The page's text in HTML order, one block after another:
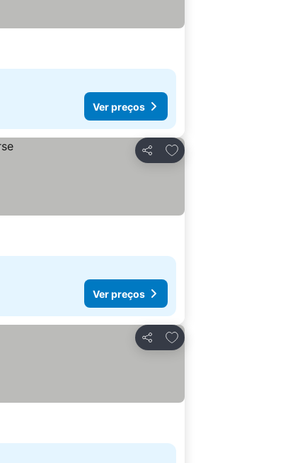
Ver preços
Partilhar
Adicionar aos favoritos
Ver preços
Partilhar
Adicionar aos favoritos